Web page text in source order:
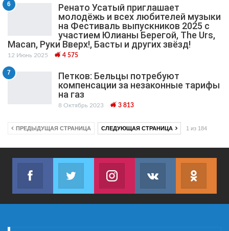
6
Ренато Усатый приглашает
молодёжь и всех любителей музыки
на Фестиваль выпускников 2025 с
участием Юлианы Берегой, The Urs,
Macan, Руки Вверх!, Басты и других звёзд!
12 Июнь 2025 4 575
7
Петков: Бельцы потребуют
компенсации за незаконные тарифы
на газ
8 Октябрь 2023 3 813
ПРЕДЫДУЩАЯ СТРАНИЦА СЛЕДУЮЩАЯ СТРАНИЦА 1 из 184
Facebook
Join us on Facebook
Twitter
Join us on TwitterJoin us on InstagramJoin us on VK